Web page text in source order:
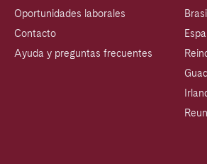
Oportunidades laborales
Contacto
Ayuda y preguntas frecuentes
Brasil